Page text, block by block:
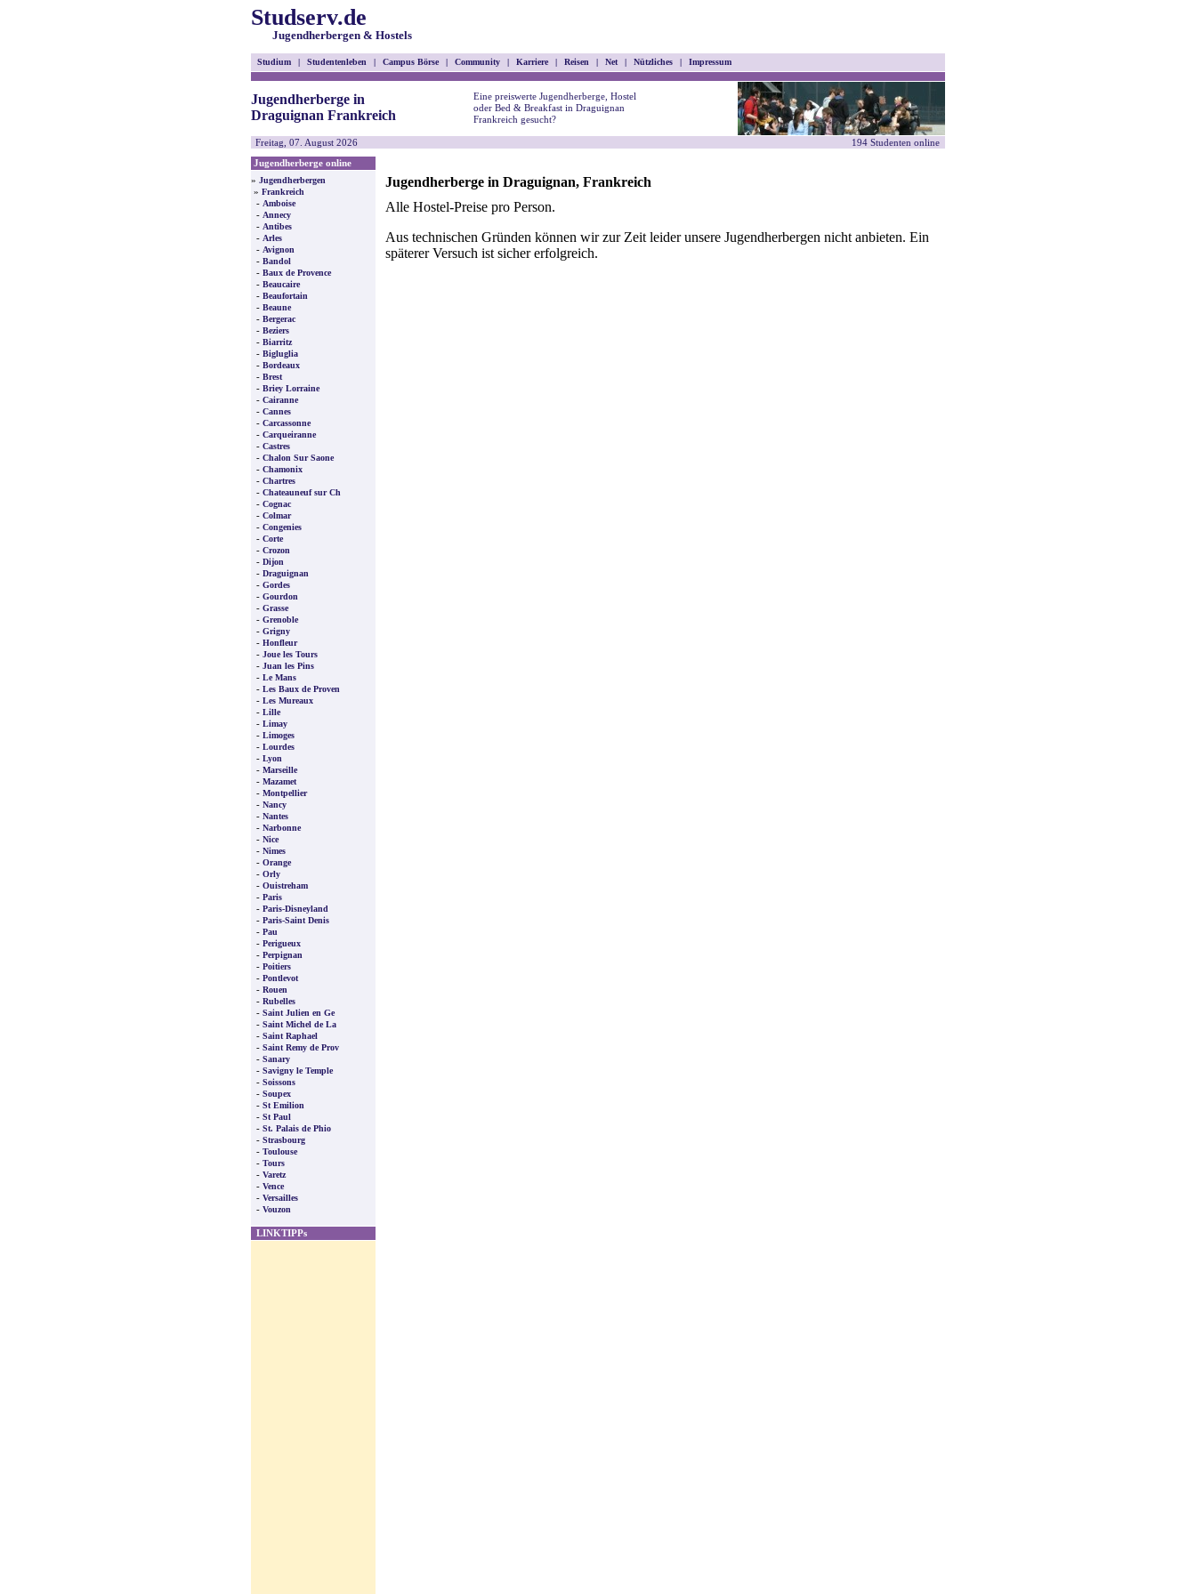
Studserv.de
Jugendherbergen & Hostels
Studium | Studentenleben | Campus Börse | Community | Karriere | Reisen | Net | Nützliches | Impressum
Jugendherberge in
Draguignan Frankreich
Eine preiswerte Jugendherberge, Hostel
oder Bed & Breakfast in Draguignan
Frankreich gesucht?
Freitag, 07. August 2026
194 Studenten online
Jugendherberge online
» Jugendherbergen
» Frankreich
- Amboise
- Annecy
- Antibes
- Arles
- Avignon
- Bandol
- Baux de Provence
- Beaucaire
- Beaufortain
- Beaune
- Bergerac
- Beziers
- Biarritz
- Bigluglia
- Bordeaux
- Brest
- Briey Lorraine
- Cairanne
- Cannes
- Carcassonne
- Carqueiranne
- Castres
- Chalon Sur Saone
- Chamonix
- Chartres
- Chateauneuf sur Ch
- Cognac
- Colmar
- Congenies
- Corte
- Crozon
- Dijon
- Draguignan
- Gordes
- Gourdon
- Grasse
- Grenoble
- Grigny
- Honfleur
- Joue les Tours
- Juan les Pins
- Le Mans
- Les Baux de Proven
- Les Mureaux
- Lille
- Limay
- Limoges
- Lourdes
- Lyon
- Marseille
- Mazamet
- Montpellier
- Nancy
- Nantes
- Narbonne
- Nice
- Nimes
- Orange
- Orly
- Ouistreham
- Paris
- Paris-Disneyland
- Paris-Saint Denis
- Pau
- Perigueux
- Perpignan
- Poitiers
- Pontlevot
- Rouen
- Rubelles
- Saint Julien en Ge
- Saint Michel de La
- Saint Raphael
- Saint Remy de Prov
- Sanary
- Savigny le Temple
- Soissons
- Soupex
- St Emilion
- St Paul
- St. Palais de Phio
- Strasbourg
- Toulouse
- Tours
- Varetz
- Vence
- Versailles
- Vouzon
LINKTIPPs
Jugendherberge in Draguignan, Frankreich
Alle Hostel-Preise pro Person.
Aus technischen Gründen können wir zur Zeit leider unsere Jugendherbergen nicht anbieten. Ein
späterer Versuch ist sicher erfolgreich.